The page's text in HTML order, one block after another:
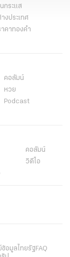
นกระแส
างประเทศ
าคาทองคำ
คอลัมน์
หวย
Podcast
คอลัมน์
วิดีโอ
ข้อมูลไทยรัฐ FAQ